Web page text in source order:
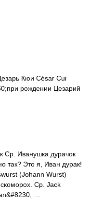
Кюи César Cui
рождении Цезарий
Ср. Иванушка дурачок
так? Это я, Иван дурак!
(Johann Wurst)
Ср. Jack
…